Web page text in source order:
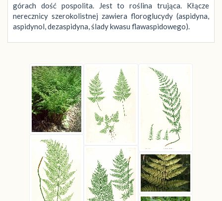
górach dość pospolita. Jest to roślina trująca. Kłącze
nerecznicy szerokolistnej zawiera floroglucydy (aspidyna,
aspidynol, dezaspidyna, ślady kwasu flawaspidowego).